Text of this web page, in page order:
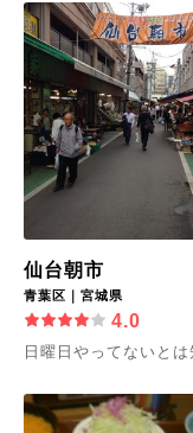
仙台朝市
青葉区｜宮城県
4.0
日曜日やってないと